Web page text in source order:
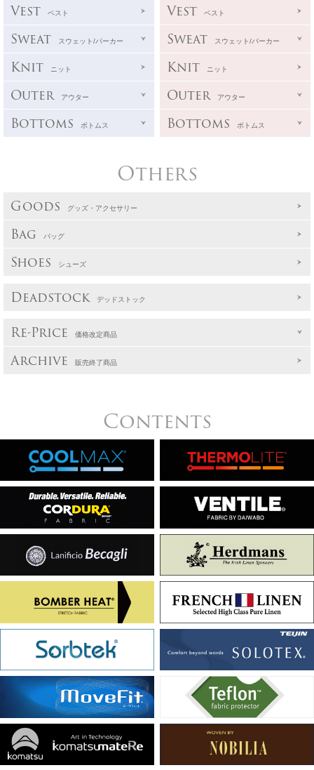
Vest ベスト
Sweat スウェット/パーカー
Knit ニット
Outer アウター
Bottoms ボトムス
Vest ベスト
Sweat スウェット/パーカー
Knit ニット
Outer アウター
Bottoms ボトムス
Others
Goods グッズ・アクセサリー
Bag バッグ
Shoes シューズ
Deadstock デッドストック
Re-Price 価格改定商品
Archive 販売終了商品
Contents